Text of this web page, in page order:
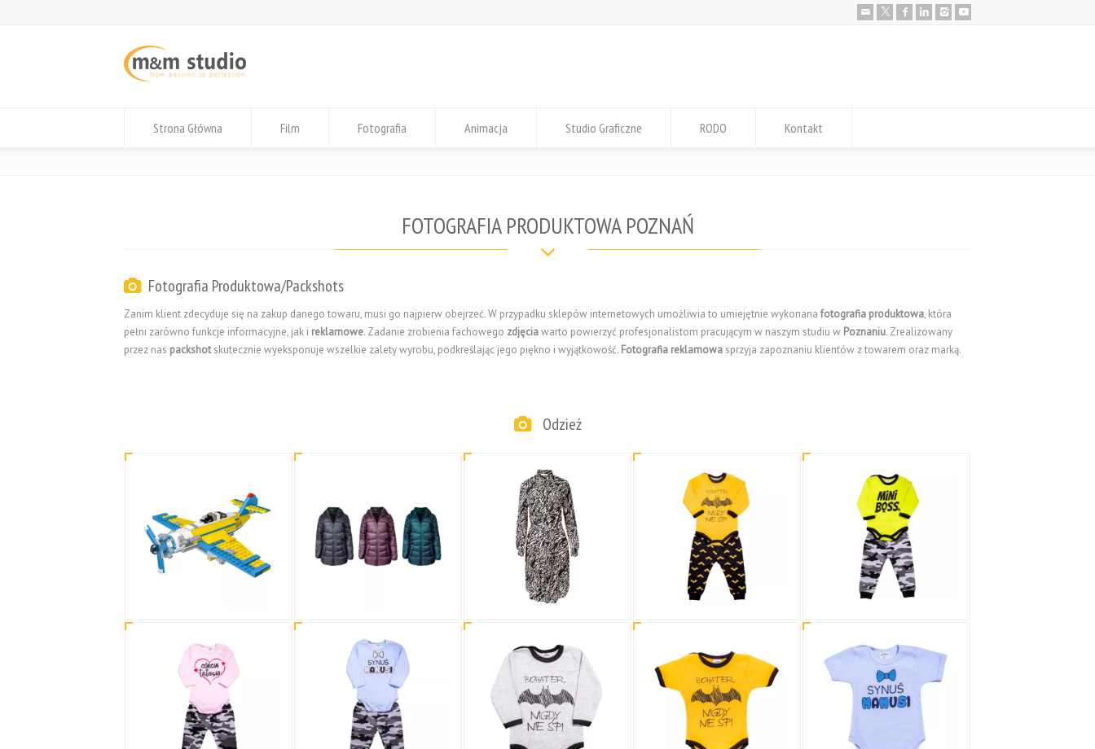
Strona Główna Film Fotografia Animacja Studio Graficzne RODO Kontakt
FOTOGRAFIA PRODUKTOWA POZNAŃ
Fotografia Produktowa/Packshots
Zanim klient zdecyduje się na zakup danego towaru, musi go najpierw obejrzeć. W przypadku sklepów internetowych umożliwia to umiejętnie wykonana fotografia produktowa, która
pełni zarówno funkcje informacyjne, jak i reklamowe. Zadanie zrobienia fachowego zdjęciawarto powierzyć profesjonalistom pracującym w naszym studiu w Poznaniu. Zrealizowany
przez nas packshotskutecznie wyeksponuje wszelkie zalety wyrobu, podkreślając jego piękno i wyjątkowość. Fotografia reklamowa sprzyja zapoznaniu klientów z towarem oraz marką.
Odzież